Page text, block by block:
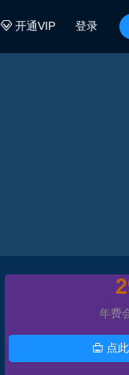
开通VIP 登录
年费
 点